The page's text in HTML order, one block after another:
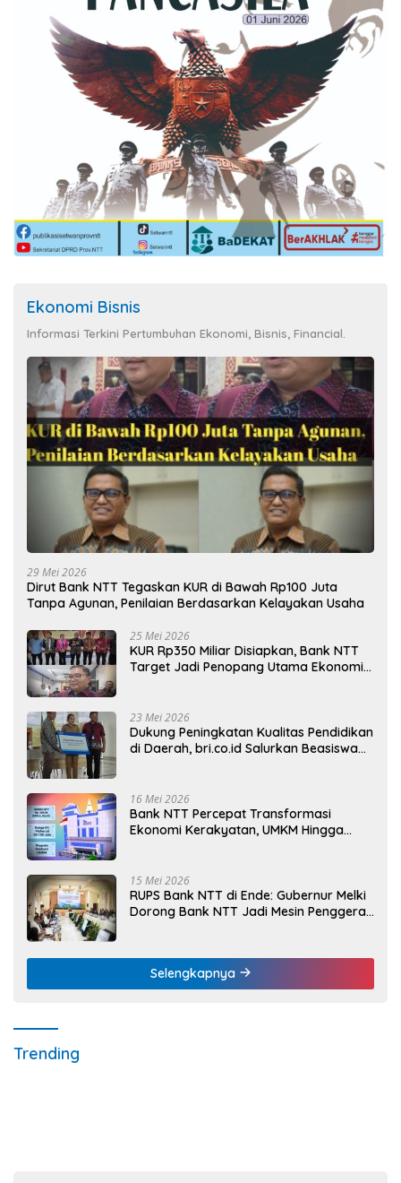
Ekonomi Bisnis
Informasi Terkini Pertumbuhan Ekonomi, Bisnis, Financial.
29 Mei 2026
Dirut Bank NTT Tegaskan KUR di Bawah Rp100 Juta
Tanpa Agunan, Penilaian Berdasarkan Kelayakan Usaha
25 Mei 2026
KUR Rp350 Miliar Disiapkan, Bank NTT
Target Jadi Penopang Utama Ekonomi
23 Mei 2026
Dukung Peningkatan Kualitas Pendidikan
di Daerah, bri.co.id Salurkan Beasiswa
16 Mei 2026
Bank NTT Percepat Transformasi
Ekonomi Kerakyatan, UMKM Hingga
15 Mei 2026
RUPS Bank NTT di Ende: Gubernur Melki
Dorong Bank NTT Jadi Mesin Penggerak
Selengkapnya
Trending